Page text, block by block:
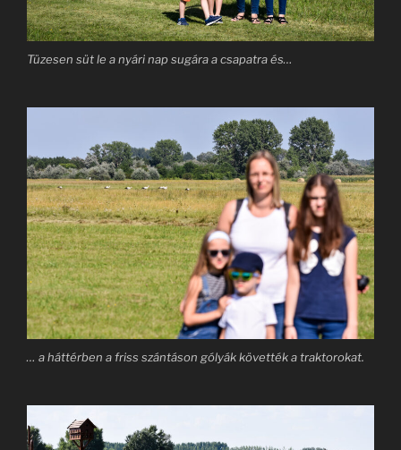
Tüzesen süt le a nyári nap sugára a csapatra és…
… a háttérben a friss szántáson gólyák követték a traktorokat.